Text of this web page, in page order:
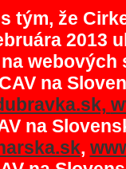
tým, že
2013
na
na
,